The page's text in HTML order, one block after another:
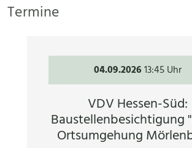
Termine
04.09.202613:45 Uhr
VDV Hessen-Süd:
Baustellenbesichtigung
Ortsumgehung